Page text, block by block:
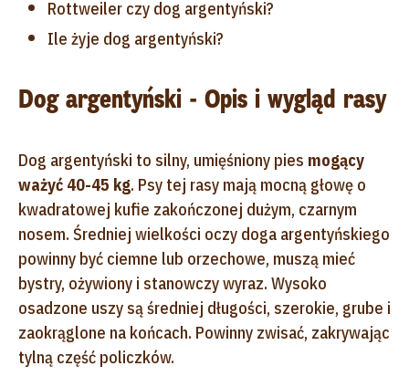
Rottweiler czy dog argentyński?
Ile żyje dog argentyński?
Dog argentyński - Opis i wygląd rasy
Dog argentyński to silny, umięśniony pies mogący
ważyć 40-45 kg. Psy tej rasy mają mocną głowę o
kwadratowej kufie zakończonej dużym, czarnym
nosem. Średniej wielkości oczy doga argentyńskiego
powinny być ciemne lub orzechowe, muszą mieć
bystry, ożywiony i stanowczy wyraz. Wysoko
osadzone uszy są średniej długości, szerokie, grube i
zaokrąglone na końcach. Powinny zwisać, zakrywając
tylną część policzków.